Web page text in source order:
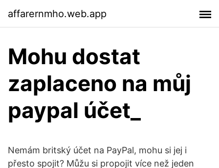
affarernmho.web.app
Mohu dostat
zaplaceno na můj
paypal účet_
Nemám britský účet na PayPal, mohu si jej i
přesto spojit? Můžu si propojit více než jeden